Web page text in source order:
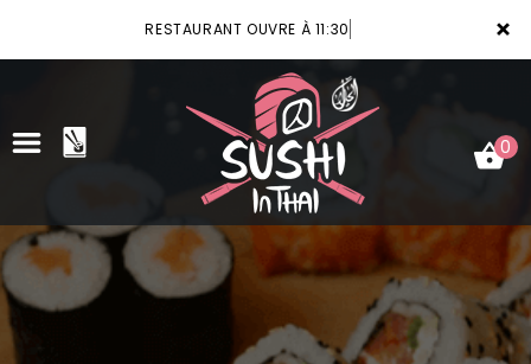
×
RESTAURANT OUVRE À 11:30
ACCUEIL
0